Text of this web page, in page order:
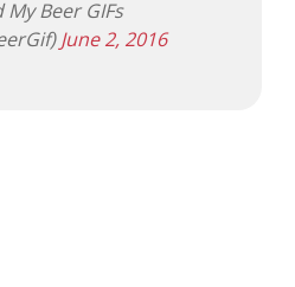
2013
Beer GIFs
June 2, 2016